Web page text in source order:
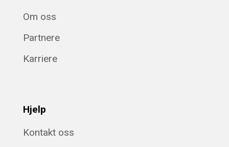
Om oss
Partnere
Karriere
Hjelp
Kontakt oss